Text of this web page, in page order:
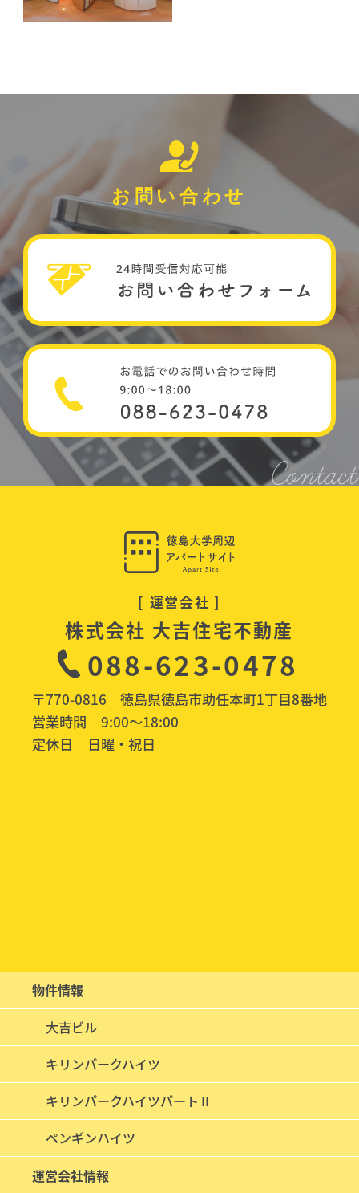
お問い合わせ
[ 運営会社 ]
株式会社 大吉住宅不動産
088-623-0478
〒770-0816 徳島県徳島市助任本町1丁目8番地
営業時間
9:00〜18:00
定休日
日曜・祝日
物件情報
大吉ビル
キリンパークハイツ
キリンパークハイツパートⅡ
ペンギンハイツ
運営会社情報